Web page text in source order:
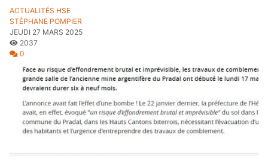
ACTUALITÉS HSE
STÉPHANE POMPIER
JEUDI 27 MARS 2025
2037
0